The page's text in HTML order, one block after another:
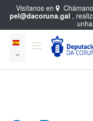
Visítanos en
pel@dacoruna.gal ,
unha